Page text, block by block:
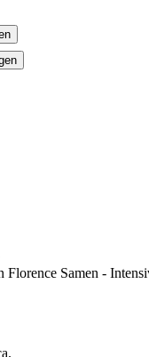
Florence Samen -